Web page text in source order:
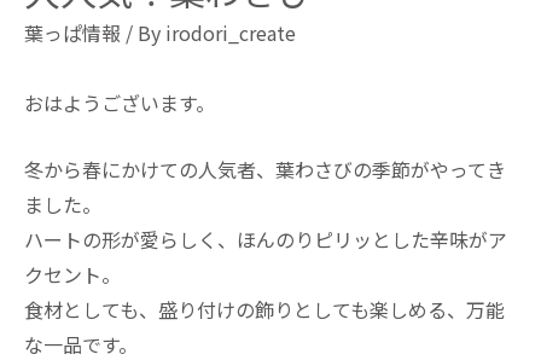
葉っぱ情報 / By irodori_create
おはようございます。
冬から春にかけての人気者、葉わさびの季節がやってき
ました。
ハートの形が愛らしく、ほんのりピリッとした辛味がア
クセント。
食材としても、盛り付けの飾りとしても楽しめる、万能
な一品です。